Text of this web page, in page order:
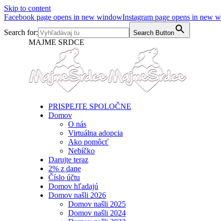
Skip to content
Facebook page opens in new windowInstagram page opens in new
Search for:
Search Button
MAJME SRDCE
PRISPEJTE SPOLOČNE
Domov
O nás
Virtuálna adopcia
Ako pomôcť
Nebíčko
Darujte teraz
2% z dane
Číslo účtu
Domov hľadajú
Domov našli 2026
Domov našli 2025
Domov našli 2024